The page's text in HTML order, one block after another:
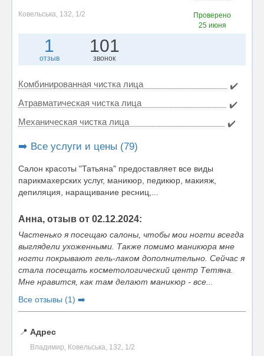
Ковельська, 132, 1/2
Проверено
25 июня
1
отзыв
101
звонок
Комбинированная чистка лица
✔️
Атравматическая чистка лица
✔️
Механическая чистка лица
✔️
➡️ Все услуги и цены (79)
Салон красоты "Татьяна" предоставляет все виды
парикмахерских услуг, маникюр, педикюр, макияж,
депиляция, наращивание ресниц,...
Анна, отзыв от 02.12.2024:
Частенько я посещаю салоны, чтобы мои ногти всегда
выглядели ухоженными. Также помимо маникюра мне
ногти покрывают гель-лаком дополнительно. Сейчас я
стала посещать косметологический центр Тетяна.
Мне нравится, как там делают маникюр - все...
Все отзывы (1) ➡️
📍 Адрес
Владимир, Ковельська, 132, 1/2